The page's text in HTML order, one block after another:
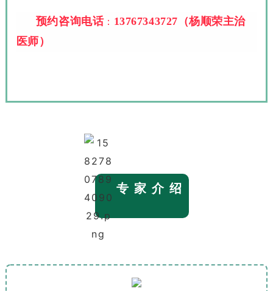
预约咨询电话： 13767343727（杨顺荣主治
医师）
专 家 介 绍